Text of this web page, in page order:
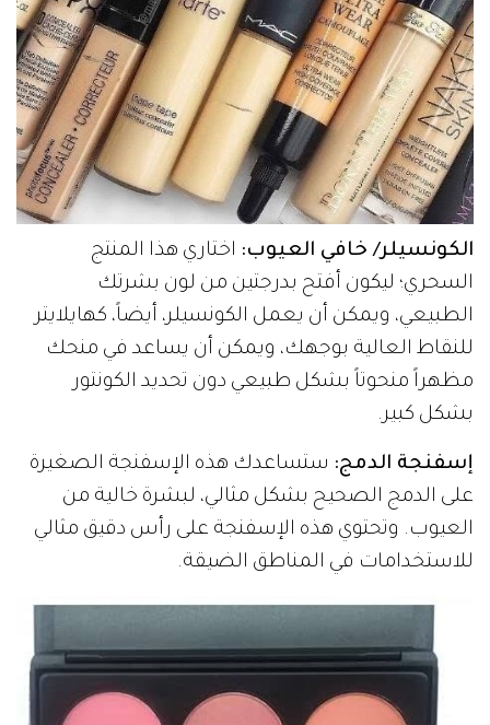
الكونسيلر/ خافي العيوب: اختاري هذا المنتج
السحري؛ ليكون أفتح بدرجتين من لون بشرتك
الطبيعي، ويمكن أن يعمل الكونسيلر، أيضاً، كهايلايتر
للنقاط العالية بوجهك، ويمكن أن يساعد في منحك
مظهراً منحوتاً بشكل طبيعي دون تحديد الكونتور
بشكل كبير.
إسفنجة الدمج: ستساعدك هذه الإسفنجة الصغيرة
على الدمج الصحيح بشكل مثالي، لبشرة خالية من
العيوب. وتحتوي هذه الإسفنجة على رأس دقيق مثالي
للاستخدامات في المناطق الضيقة.